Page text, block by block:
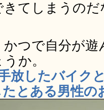
きてしまうの
つで自分が
か。
放したバイク
とある男性の